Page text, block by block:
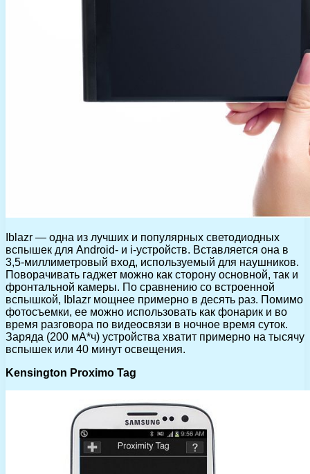
Iblazr — одна из лучших и популярных светодиодных
вспышек для Android- и i-устройств. Вставляется она в
3,5-миллиметровый вход, используемый для наушников.
Поворачивать гаджет можно как сторону основной, так и
фронтальной камеры. По сравнению со встроенной
вспышкой, Iblazr мощнее примерно в десять раз. Помимо
фотосъемки, ее можно использовать как фонарик и во
время разговора по видеосвязи в ночное время суток.
Заряда (200 мА*ч) устройства хватит примерно на тысячу
вспышек или 40 минут освещения.
Kensington Proximo Tag